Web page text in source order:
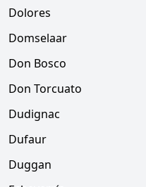
Dolores
Domselaar
Don Bosco
Don Torcuato
Dudignac
Dufaur
Duggan